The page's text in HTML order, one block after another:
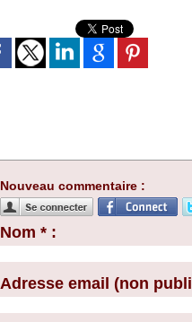
Nouveau commentaire :
Nom * :
Adresse email (non